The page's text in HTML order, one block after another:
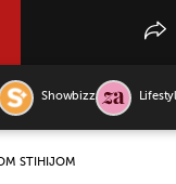
Showbizz
STIHIJOM